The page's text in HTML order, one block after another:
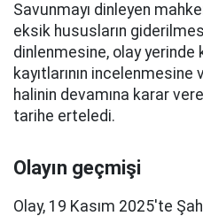
Savunmayı dinleyen
eksik hususların
dinlenmesine, olay yerinde
kayıtlarının incelenmesine
halinin devamına karar
tarihe erteledi.
Olayın geçmişi
Olay, 19 Kasım 2025'te